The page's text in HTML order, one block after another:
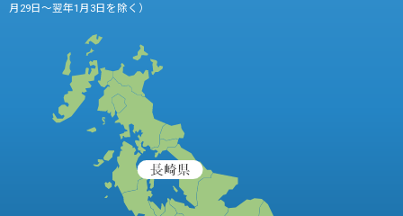
月29日～翌年1月3日を除く）